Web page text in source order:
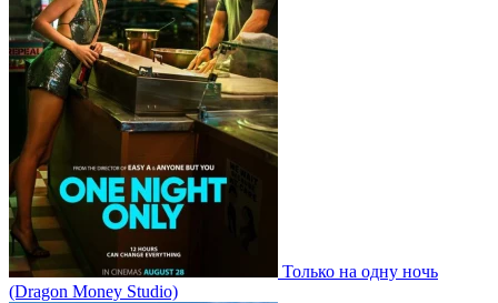
Только на одну ночь
(Dragon Money Studio)